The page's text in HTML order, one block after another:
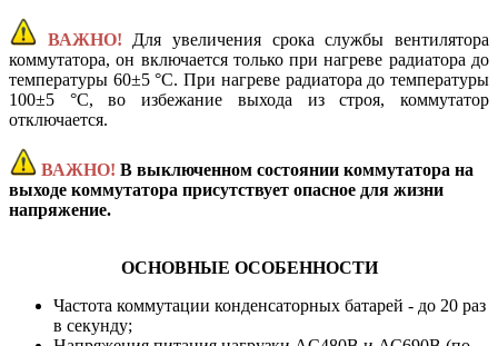
ВАЖНО! Для увеличения срока службы вентилятора
коммутатора, он включается только при нагреве радиатора до
температуры 60±5 °С. При нагреве радиатора до температуры
100±5 °С, во избежание выхода из строя, коммутатор
отключается.
ВАЖНО! В выключенном состоянии коммутатора на
выходе коммутатора присутствует опасное для жизни
напряжение.
ОСНОВНЫЕ ОСОБЕННОСТИ
Частота коммутации конденсаторных батарей - до 20 раз
в секунду;